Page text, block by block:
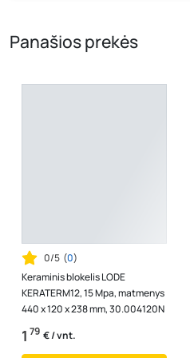
Panašios prekės
0/5 (0)
Keraminis blokelis LODE
KERATERM12, 15 Mpa, matmenys
440 x 120 x 238 mm, 30.004120N
1 79 € / vnt.